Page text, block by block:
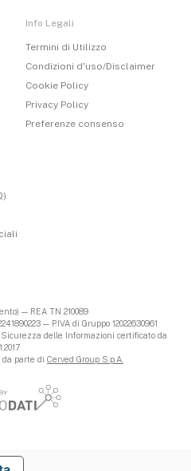
Info Legali
Termini di Utilizzo
Condizioni d'uso/Disclaimer
Cookie Policy
Privacy Policy
Preferenze consenso
— REA TN 210089
— P.IVA di Gruppo 12022630961
delle Informazioni certificato da
da parte di Cerved Group S.p.A.